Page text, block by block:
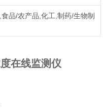
品/农产品,化工,制药/生物制
在线监测仪